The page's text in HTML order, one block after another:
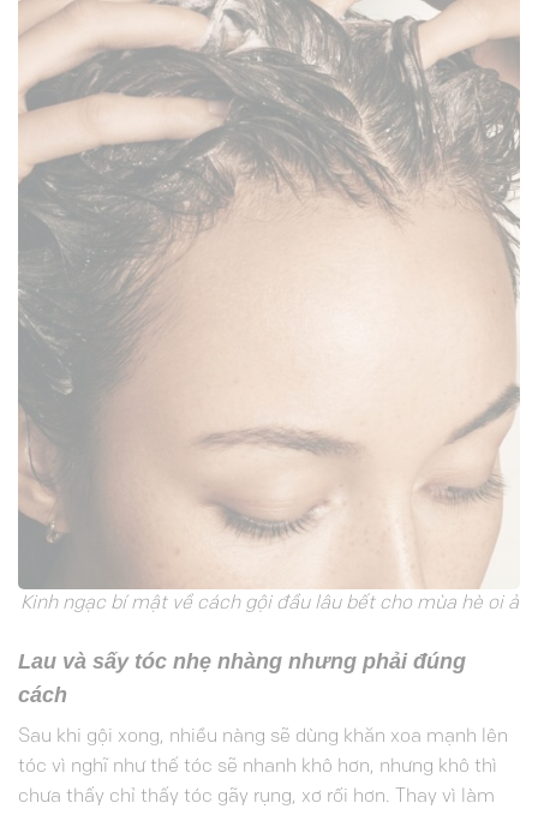
Kinh ngạc bí mật về cách gội đầu lâu bết cho mùa hè oi ả
Lau và sấy tóc nhẹ nhàng nhưng phải đúng
cách
Sau khi gội xong, nhiều nàng sẽ dùng khăn xoa mạnh lên
tóc vì nghĩ như thế tóc sẽ nhanh khô hơn, nhưng khô thì
chưa thấy chỉ thấy tóc gãy rụng, xơ rối hơn. Thay vì làm